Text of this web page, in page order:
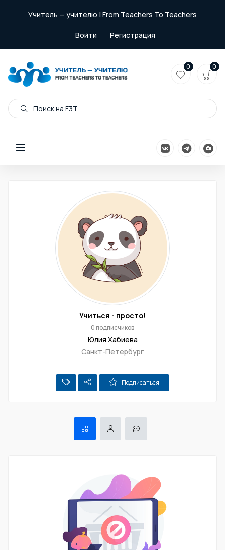
Учитель — учителю | From Teachers To Teachers
Войти Регистрация
Поиск на F3T
0 0
Учиться - просто!
0 подписчиков
Юлия Хабиева
Санкт-Петербург
Подписаться